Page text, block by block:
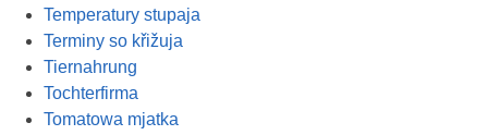
Temperatury stupaja
Terminy so křižuja
Tiernahrung
Tochterfirma
Tomatowa mjatka